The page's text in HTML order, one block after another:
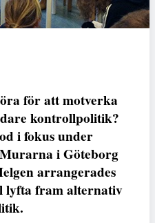
för att motverka
kontrollpolitik?
i fokus under
i Göteborg
arrangerades
lyfta fram alternativ